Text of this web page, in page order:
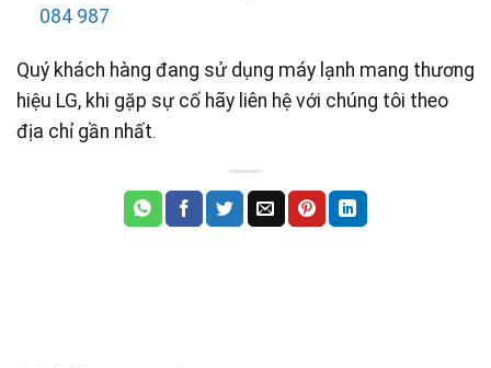
084 987
Quý khách hàng đang sử dụng máy lạnh mang thương
hiệu LG, khi gặp sự cố hãy liên hệ với chúng tôi theo
địa chỉ gần nhất.